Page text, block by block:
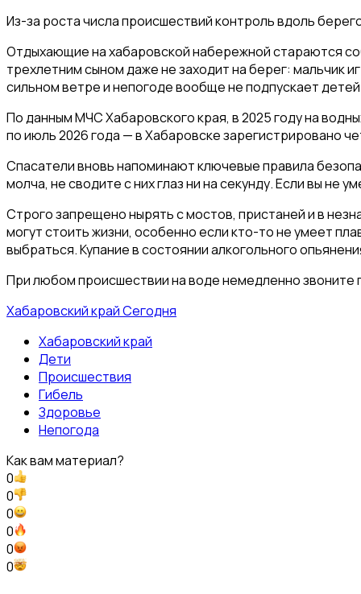
Из-за роста числа происшествий контроль вдоль
Отдыхающие на хабаровской набережной стараются
трехлетним сыном даже не заходит на берег: мальчик
сильном ветре и непогоде вообще не подпускает
По данным МЧС Хабаровского края, в 2025 году на
по июль 2026 года — в Хабаровске зарегистрировано
Спасатели вновь напоминают ключевые правила
молча, не сводите с них глаз ни на секунду. Если вы не
Строго запрещено нырять с мостов, пристаней и в
могут стоить жизни, особенно если кто-то не умеет
выбраться. Купание в состоянии алкогольного
При любом происшествии на воде немедленно звоните
Хабаровский край Сегодня
Хабаровский край
Дети
Происшествия
Гибель
Здоровье
Непогода
Как вам материал?
0
0
0
0
0
0